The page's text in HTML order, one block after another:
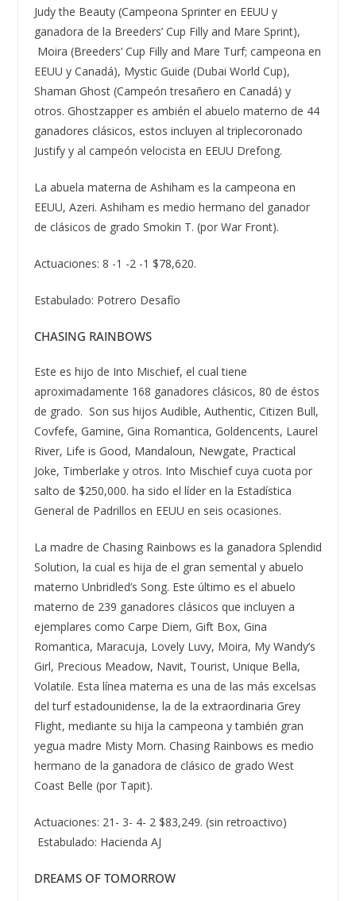
Judy the Beauty (Campeona Sprinter en EEUU y
ganadora de la Breeders’ Cup Filly and Mare Sprint),
Moira (Breeders’ Cup Filly and Mare Turf; campeona en
EEUU y Canadá), Mystic Guide (Dubai World Cup),
Shaman Ghost (Campeón tresañero en Canadá) y
otros. Ghostzapper es ambién el abuelo materno de 44
ganadores clásicos, estos incluyen al triplecoronado
Justify y al campeón velocista en EEUU Drefong.
La abuela materna de Ashiham es la campeona en
EEUU, Azeri. Ashiham es medio hermano del ganador
de clásicos de grado Smokin T. (por War Front).
Actuaciones: 8 -1 -2 -1 $78,620.
Estabulado: Potrero Desafío
CHASING RAINBOWS
Este es hijo de Into Mischief, el cual tiene
aproximadamente 168 ganadores clásicos, 80 de éstos
de grado. Son sus hijos Audible, Authentic, Citizen Bull,
Covfefe, Gamine, Gina Romantica, Goldencents, Laurel
River, Life is Good, Mandaloun, Newgate, Practical
Joke, Timberlake y otros. Into Mischief cuya cuota por
salto de $250,000. ha sido el líder en la Estadística
General de Padrillos en EEUU en seis ocasiones.
La madre de Chasing Rainbows es la ganadora Splendid
Solution, la cual es hija de el gran semental y abuelo
materno Unbridled’s Song. Este último es el abuelo
materno de 239 ganadores clásicos que incluyen a
ejemplares como Carpe Diem, Gift Box, Gina
Romantica, Maracuja, Lovely Luvy, Moira, My Wandy’s
Girl, Precious Meadow, Navit, Tourist, Unique Bella,
Volatile. Esta línea materna es una de las más excelsas
del turf estadounidense, la de la extraordinaria Grey
Flight, mediante su hija la campeona y también gran
yegua madre Misty Morn. Chasing Rainbows es medio
hermano de la ganadora de clásico de grado West
Coast Belle (por Tapit).
Actuaciones: 21- 3- 4- 2 $83,249. (sin retroactivo)
Estabulado: Hacienda AJ
DREAMS OF TOMORROW